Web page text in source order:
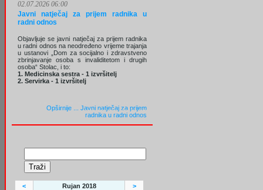
02.07.2026 06:00
Javni natječaj za prijem radnika u
radni odnos
Objavljuje se javni natječaj za prijem radnika
u radni odnos na neodređeno vrijeme trajanja
u ustanovi „Dom za socijalno i zdravstveno
zbrinjavanje osoba s invaliditetom i drugih
osoba“ Stolac, i to:
1. Medicinska sestra - 1 izvršitelj
2. Servirka - 1 izvršitelj
Opširnije ... Javni natječaj za prijem
radnika u radni odnos
< Rujan 2018 >